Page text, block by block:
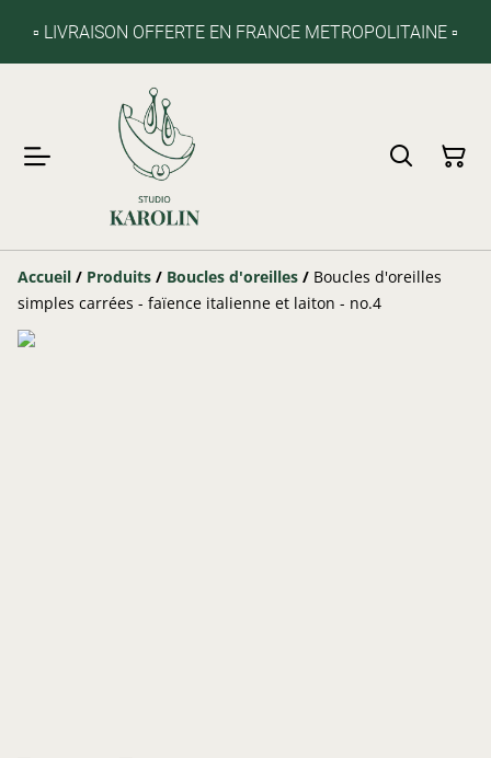
▫️ LIVRAISON OFFERTE EN FRANCE METROPOLITAINE ▫️
Accueil / Produits / Boucles d'oreilles / Boucles d'oreilles
simples carrées - faïence italienne et laiton - no.4